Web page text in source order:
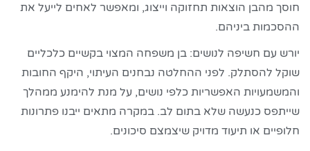
חוסך מהבן הוצאות תחזוקה וייצוג, ומאפשר לאחים לייעל את
ההסכמות ביניהם.
יורש עם חשיפה לנושים: בן משפחה המצוי בקשיים כלכליים
שוקל להסתלק. לפני ההחלטה נבחנים העיתוי, היקף החובות
והמשמעויות האפשריות כלפי נושים, על מנת להימנע ממהלך
שייתפס כנעשה שלא בתום לב. במקרה מתאים ייבנו פתרונות
חלופיים או תיעוד מדויק שיצמצם סיכונים.